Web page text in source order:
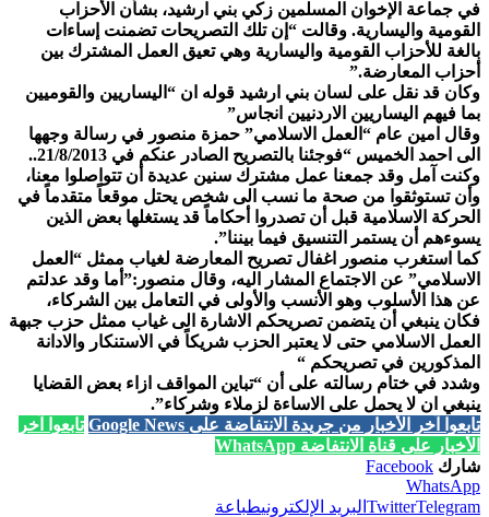
في جماعة الإخوان المسلمين زكي بني ارشيد، بشأن الأحزاب
القومية واليسارية. وقالت “إن تلك التصريحات تضمنت إساءات
بالغة للأحزاب القومية واليسارية وهي تعيق العمل المشترك بين
أحزاب المعارضة.”
وكان قد نقل على لسان بني ارشيد قوله ان “اليساريين والقوميين
بما فيهم اليساريين الاردنيين انجاس”
وقال امين عام “العمل الاسلامي” حمزة منصور في رسالة وجهها
الى احمد الخميس “فوجئنا بالتصريح الصادر عنكم في 21/8/2013..
وكنت آمل وقد جمعنا عمل مشترك سنين عديدة أن تتواصلوا معنا،
وأن تستوثقوا من صحة ما نسب الى شخص يحتل موقعاً متقدماً في
الحركة الاسلامية قبل أن تصدروا أحكاماً قد يستغلها بعض الذين
يسوءهم أن يستمر التنسيق فيما بيننا”.
كما استغرب منصور اغفال تصريح المعارضة لغياب ممثل “العمل
الاسلامي” عن الاجتماع المشار اليه، وقال منصور:”أما وقد عدلتم
عن هذا الأسلوب وهو الأنسب والأولى في التعامل بين الشركاء،
فكان ينبغي أن يتضمن تصريحكم الاشارة الى غياب ممثل حزب جبهة
العمل الاسلامي حتى لا يعتبر الحزب شريكاً في الاستنكار والادانة
المذكورين في تصريحكم “
وشدد في ختام رسالته على أن “تباين المواقف ازاء بعض القضايا
ينبغي ان لا يحمل على الاساءة لزملاء وشركاء”.
تابعوا آخر الأخبار من جريدة الانتفاضة على Google News
تابعوا آخر
الأخبار على قناة الانتفاضة WhatsApp
شارك Facebook
WhatsApp
TwitterTelegram البريد الإلكترونيطباعة